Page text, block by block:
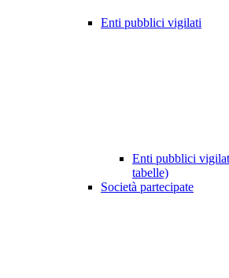
Enti pubblici vigilati
Enti pubblici
tabelle)
Società partecipate